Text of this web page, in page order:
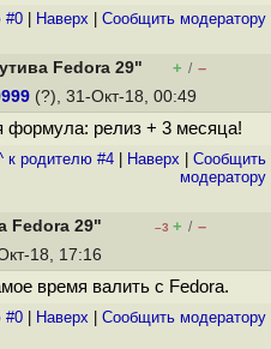
#0 Наверх Cообщить модератору
Fedora 29" + / –
(?), 31-Окт-18, 00:49
формула: релиз + 3 месяца!
к родителю #4 Наверх
Cообщить
модератору
Fedora 29" –3 + / –
18, 17:16
время валить с Fedora.
#0 Наверх Cообщить модератору